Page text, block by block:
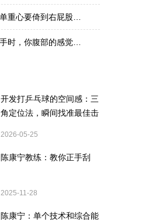
开发打乒乓球的空间感：三
角定位法，瞬间找准最佳击
2026-05-25
陈康宁教练：教你正手刮
2025-11-28
陈康宁：单个技术和综合能